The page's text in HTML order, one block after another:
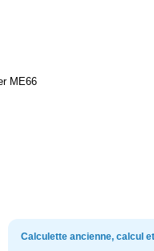
ME66
Calculette ancienne, calcul